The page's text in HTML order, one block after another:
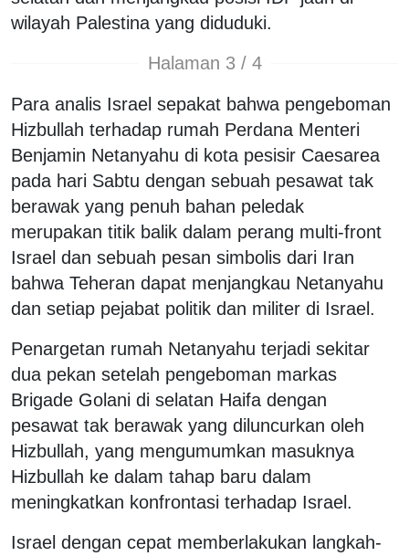
wilayah Palestina yang diduduki.
Halaman 3 / 4
Para analis Israel sepakat bahwa pengeboman
Hizbullah terhadap rumah Perdana Menteri
Benjamin Netanyahu di kota pesisir Caesarea
pada hari Sabtu dengan sebuah pesawat tak
berawak yang penuh bahan peledak
merupakan titik balik dalam perang multi-front
Israel dan sebuah pesan simbolis dari Iran
bahwa Teheran dapat menjangkau Netanyahu
dan setiap pejabat politik dan militer di Israel.
Penargetan rumah Netanyahu terjadi sekitar
dua pekan setelah pengeboman markas
Brigade Golani di selatan Haifa dengan
pesawat tak berawak yang diluncurkan oleh
Hizbullah, yang mengumumkan masuknya
Hizbullah ke dalam tahap baru dalam
meningkatkan konfrontasi terhadap Israel.
Israel dengan cepat memberlakukan langkah-